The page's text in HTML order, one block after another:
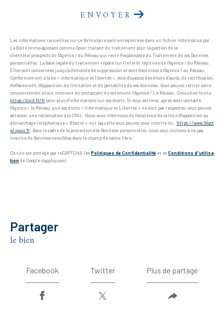
ENVOYER
Les informations recueillies sur ce formulaire sont enregistrées dans un fichier informatisé par
La Boite Immo agissant comme Sous-traitant du traitement pour la gestion de la
clientèle/prospects de l'Agence / du Réseau qui reste Responsable du Traitement de vos Données
personnelles. La base légale du traitement repose sur l'intérêt légitime de l'Agence / du Réseau.
Elles sont conservées jusqu'à demande de suppression et sont destinées à l'Agence / au Réseau.
Conformément à la loi « informatique et libertés », vous disposez des droits d’accès, de rectification,
d’effacement, d’opposition, de limitation et de portabilité de vos données. Vous pouvez retirer votre
consentement à tout moment en contactant directement l’Agence / Le Réseau. Consultez le site
https://cnil.fr/fr pour plus d’informations sur vos droits. Si vous estimez, après avoir contacté
l'Agence / le Réseau, que vos droits « Informatique et Libertés » ne sont pas respectés, vous pouvez
adresser une réclamation à la CNIL. Nous vous informons de l’existence de la liste d'opposition au
démarchage téléphonique « Bloctel », sur laquelle vous pouvez vous inscrire ici : https://www.bloct
el.gouv.fr . Dans le cadre de la protection des Données personnelles, nous vous invitons à ne pas
inscrire de Données sensibles dans le champ de saisie libre.
Ce site est protégé par reCAPTCHA, lesPolitiques de Confidentialité et esConditions d'utilisa
tion de Google s'appliquent.
partager
le bien
Facebook Twitter Plus de partage